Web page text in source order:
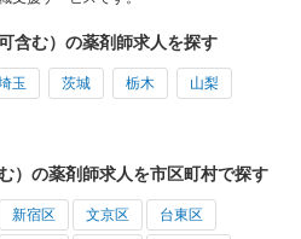
含む）の薬剤師求人を探す
玉 茨城 栃木 山梨
）の薬剤師求人を市区町村で探す
新宿区 文京区 台東区